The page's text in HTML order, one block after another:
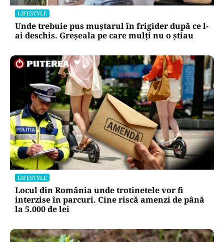
LIFESTYLE
Unde trebuie pus muștarul în frigider după ce l-
ai deschis. Greșeala pe care mulți nu o știau
LIFESTYLE
Locul din România unde trotinetele vor fi
interzise în parcuri. Cine riscă amenzi de până
la 5.000 de lei